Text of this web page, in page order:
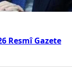
Resmî Gazete